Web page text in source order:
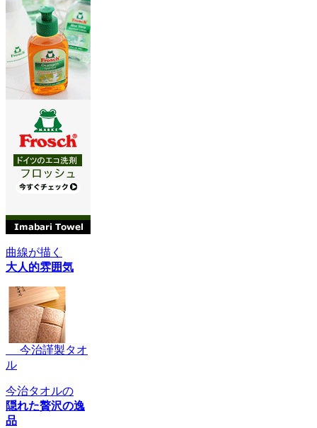
曲線が描く
大人的雰囲気
今治謹製タオ
ル
今治タオルの
隠れた贅沢の逸
品